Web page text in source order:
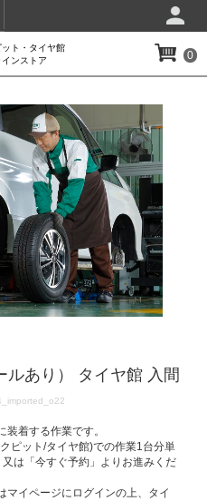
ット・タイヤ館
インストア
0
ルあり） タイヤ館 入間
着する作業です。
ピット/タイヤ館)での作業1台分単
は「今すぐ予約」よりお進みくだ
マイページにログインの上、タイ